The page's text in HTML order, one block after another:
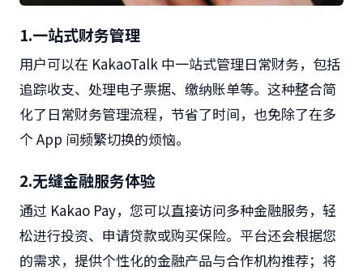
1.一站式财务管理
用户可以在 KakaoTalk 中一站式管理日常财务，包括
追踪收支、处理电子票据、缴纳账单等。这种整合简
化了日常财务管理流程，节省了时间，也免除了在多
个App 间频繁切换的烦恼。
2.无缝金融服务体验
通过 Kakao Pay，您可以直接访问多种金融服务，轻
松进行投资、申请贷款或购买保险。平台还会根据您
的需求，提供个性化的金融产品与合作机构推荐；将